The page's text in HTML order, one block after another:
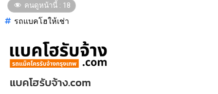
คนดูหน้านี้ : 18
รถแบคโฮให้เช่า
แบคโฮรับจ้าง.com